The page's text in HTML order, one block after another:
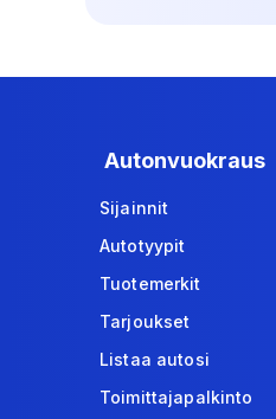
Autonvuokraus
Sijainnit
Autotyypit
Tuotemerkit
Tarjoukset
Listaa autosi
Toimittajapalkinto